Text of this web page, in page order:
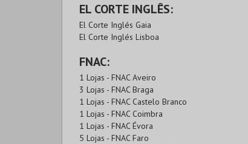
EL CORTE INGLÊS:
El Corte Inglés Gaia
El Corte Inglés Lisboa
FNAC:
1 Lojas - FNAC Aveiro
3 Lojas - FNAC Braga
1 Lojas - FNAC Castelo Branco
1 Lojas - FNAC Coimbra
1 Lojas - FNAC Évora
5 Lojas - FNAC Faro